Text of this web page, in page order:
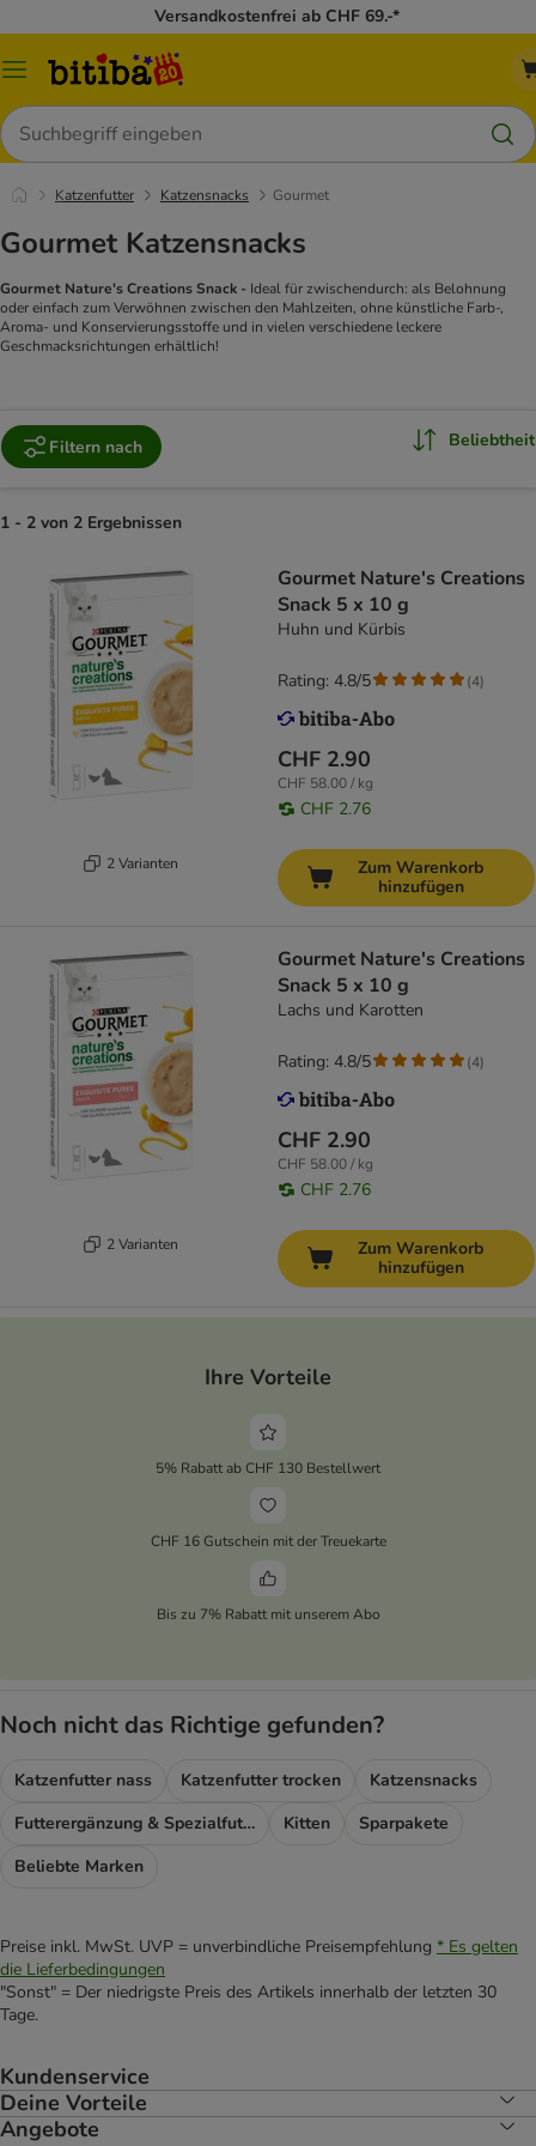
Versandkostenfrei ab CHF 69.-*
Menü
Suchen
Katzenfutter Katzensnacks Gourmet
Gourmet Katzensnacks
Gourmet Nature's Creations Snack - Ideal für zwischendurch: als Belohnung
oder einfach zum Verwöhnen zwischen den Mahlzeiten, ohne künstliche Farb-,
Aroma- und Konservierungsstoffe und in vielen verschiedene leckere
Geschmacksrichtungen erhältlich!
Filtern nach Beliebtheit
1 - 2 von 2 Ergebnissen
2 Varianten
Gourmet Nature's Creations
Snack 5 x 10 g
Huhn und Kürbis
CHF 2.90
CHF 58.00 / kg
CHF 2.76
Rating: 4.8/5 (4)
Zum Warenkorb
hinzufügen
2 Varianten
Gourmet Nature's Creations
Snack 5 x 10 g
Lachs und Karotten
CHF 2.90
CHF 58.00 / kg
CHF 2.76
Rating: 4.8/5 (4)
Zum Warenkorb
hinzufügen
Ihre Vorteile
5% Rabatt ab CHF 130 Bestellwert
CHF 16 Gutschein mit der Treuekarte
Bis zu 7% Rabatt mit unserem Abo
Noch nicht das Richtige gefunden?
Katzenfutter nass Katzenfutter trocken
Katzensnacks
Futterergänzung & Spezialfutter
Kitten
Sparpakete
Beliebte Marken
Preise inkl. MwSt. UVP = unverbindliche Preisempfehlung * Es gelten
die Lieferbedingungen
"Sonst" = Der niedrigste Preis des Artikels innerhalb der letzten 30
Tage.
Kundenservice
Deine Vorteile
Angebote